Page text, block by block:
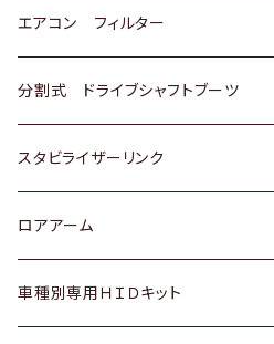
スバル
マツダ
三菱
スバル
三菱
スバル
スズキ
日産
いすゞ
ダイハツ
マツダ
トヨタ
ホンダ
スズキ
日産
ダイハツ
エアコン フィルター
トヨタ
ホンダ
スズキ
日産
分割式 ドライブシャフトブーツ
トヨタ
ホンダ
スズキ
スタビライザーリンク
トヨタ
ホンダ
ロアアーム
ホンダ
車種別専用ＨＩＤキット